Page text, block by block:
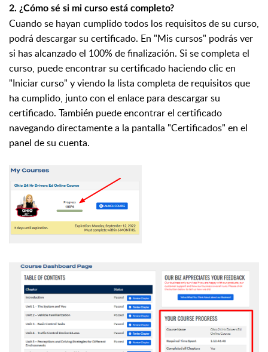
2. ¿Cómo sé si mi curso está completo?
Cuando se hayan cumplido todos los requisitos de su curso,
podrá descargar su certificado. En "Mis cursos" podrás ver
si has alcanzado el 100% de finalización. Si se completa el
curso, puede encontrar su certificado haciendo clic en
"Iniciar curso" y viendo la lista completa de requisitos que
ha cumplido, junto con el enlace para descargar su
certificado. También puede encontrar el certificado
navegando directamente a la pantalla "Certificados" en el
panel de su cuenta.